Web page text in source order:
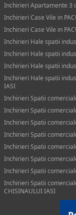
Inchirieri Apartamente 3
Inchirieri Case Vile in
Inchirieri Case Vile in
Inchirieri Hale spatii
Inchirieri Hale spatii
Inchirieri Hale spatii
Inchirieri Hale spatii
IASI
Inchirieri Spatii
Inchirieri Spatii
Inchirieri Spatii
Inchirieri Spatii
Inchirieri Spatii
Inchirieri Spatii
Inchirieri Spatii
Inchirieri Spatii
CHISINAULUI IASI